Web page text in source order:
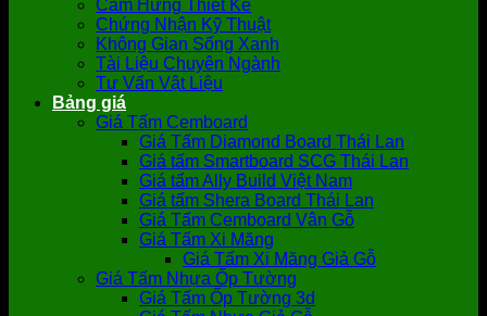
Cảm Hứng Thiết Kế
Chứng Nhận Kỹ Thuật
Không Gian Sống Xanh
Tài Liệu Chuyên Ngành
Tư Vấn Vật Liệu
Bảng giá
Giá Tấm Cemboard
Giá Tấm Diamond Board Thái Lan
Giá tấm Smartboard SCG Thái Lan
Giá tấm Ally Build Việt Nam
Giá tấm Shera Board Thái Lan
Giá Tấm Cemboard Vân Gỗ
Giá Tấm Xi Măng
Giá Tấm Xi Măng Giả Gỗ
Giá Tấm Nhựa Ốp Tường
Giá Tấm Ốp Tường 3d